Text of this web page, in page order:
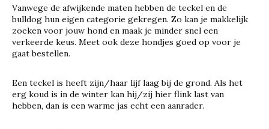
Vanwege de afwijkende maten hebben de teckel en de
bulldog hun eigen categorie gekregen. Zo kan je makkelijk
zoeken voor jouw hond en maak je minder snel een
verkeerde keus. Meet ook deze hondjes goed op voor je
gaat bestellen.
Een teckel is heeft zijn/haar lijf laag bij de grond. Als het
erg koud is in de winter kan hij/zij hier flink last van
hebben, dan is een warme jas echt een aanrader.